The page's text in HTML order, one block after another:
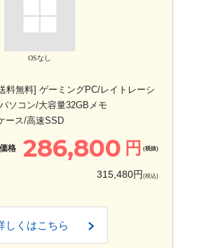
OSなし
料無料] ゲーミングPC/レイトレーシ
ソコン/大容量32GBメモ
ース/高速SSD
価格 286,800 円 (税抜)
315,480円 (税込)
しくはこちら